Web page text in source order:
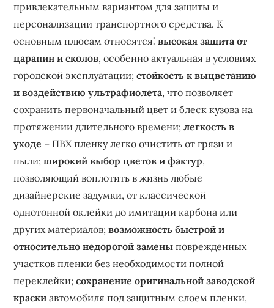
привлекательным вариантом для защиты и
персонализации транспортного средства. К
основным плюсам относятся⁚высокая защита от
царапин и сколов, особенно актуальная в условиях
городской эксплуатации;стойкость к выцветанию
и воздействию ультрафиолета, что позволяет
сохранить первоначальный цвет и блеск кузова на
протяжении длительного времени;легкость в
уходе – ПВХ пленку легко очистить от грязи и
пыли;широкий выбор цветов и фактур,
позволяющий воплотить в жизнь любые
дизайнерские задумки, от классической
однотонной оклейки до имитации карбона или
других материалов;возможность быстрой и
относительно недорогой замены поврежденных
участков пленки без необходимости полной
переклейки;сохранение оригинальной заводской
краски автомобиля под защитным слоем пленки,